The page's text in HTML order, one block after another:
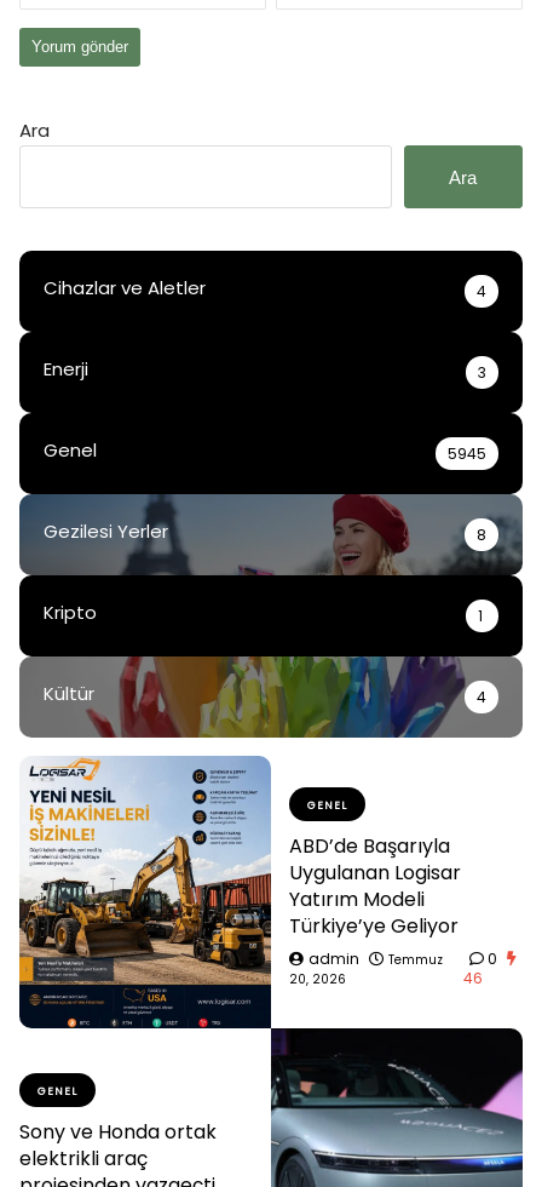
Ara
Ara
Cihazlar ve Aletler 4
Enerji 3
Genel 5945
Gezilesi Yerler 8
Kripto 1
Kültür 4
GENEL
ABD’de Başarıyla
Uygulanan Logisar
Yatırım Modeli
Türkiye’ye Geliyor
admin
Temmuz
20, 2026
0
46
GENEL
Sony ve Honda ortak
elektrikli araç